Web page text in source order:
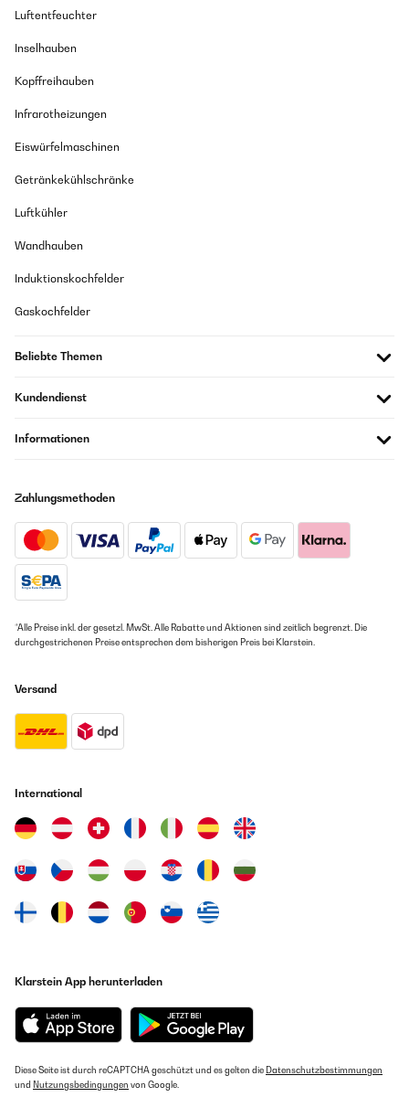
Luftentfeuchter
Inselhauben
Kopffreihauben
Infrarotheizungen
Eiswürfelmaschinen
Getränkekühlschränke
Luftkühler
Wandhauben
Induktionskochfelder
Gaskochfelder
Beliebte Themen
Kundendienst
Informationen
Zahlungsmethoden
*Alle Preise inkl. der gesetzl. MwSt. Alle Rabatte und Aktionen sind zeitlich begrenzt. Die
durchgestrichenen Preise entsprechen dem bisherigen Preis bei Klarstein.
Versand
International
Klarstein App herunterladen
Diese Seite ist durch reCAPTCHA geschützt und es gelten die Datenschutzbestimmungen
und Nutzungsbedingungen von Google.